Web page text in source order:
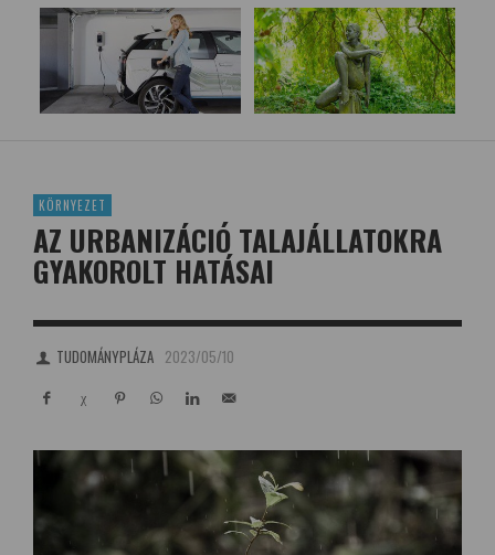
KÖRNYEZET
AZ URBANIZÁCIÓ TALAJÁLLATOKRA
GYAKOROLT HATÁSAI
TUDOMÁNYPLÁZA 2023/05/10